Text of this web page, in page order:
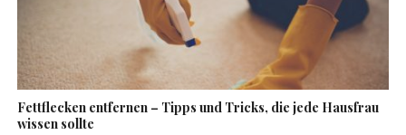
Fettflecken entfernen – Tipps und Tricks, die jede Hausfrau
wissen sollte